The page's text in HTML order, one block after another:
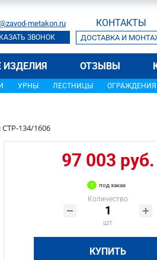
metakon.ru
ЗВОНОК
КОНТАКТЫ
ДОСТАВКА И
ИЗДЕЛИЯ ОТЗЫВЫ
УРНЫ ЛЕСТНИЦЫ ОГРАЖДЕНИЯ
134/1606
97 003 руб.
под заказ
Количество
шт
КУПИТЬ